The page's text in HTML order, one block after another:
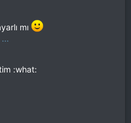
mı
:what: